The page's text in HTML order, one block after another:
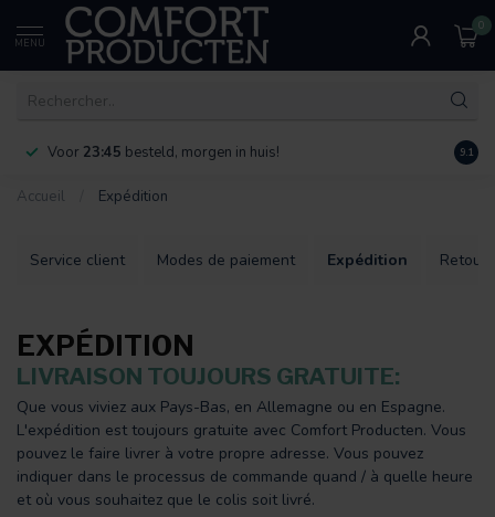
MENU
0
Voor 23:45 besteld, morgen in huis! 9.1
Accueil Expédition
Service client Modes de paiement Expédition
EXPÉDITION
LIVRAISON TOUJOURS GRATUITE:
Que vous viviez aux Pays-Bas, en Allemagne ou en Espagne.
L'expédition est toujours gratuite avec Comfort Producten. Vous
pouvez le faire livrer à votre propre adresse. Vous pouvez
indiquer dans le processus de commande quand / à quelle heure
et où vous souhaitez que le colis soit livré.